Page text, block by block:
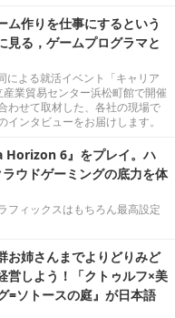
ム作りを仕事にするという
見る，ゲームプログラマと
よる就活イベント「キャリア
業貿易センター浜松町館で開催
わせて取材した、各社の現場で
ンタビューをお届けします。
Horizon 6』をプレイ。ハ
ウドゲーミングの底力を体
フィックスはもちろん最高設定
お姉さんまでよりどりみど
営しよう！「クトゥルフ×美
=ソトースの庭』が日本語